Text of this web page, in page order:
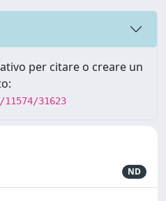
per citare o creare un
31623
ND